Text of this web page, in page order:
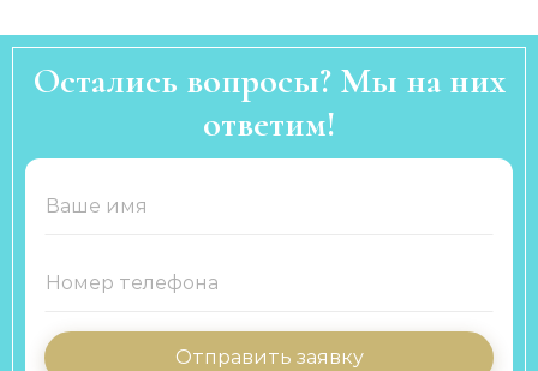
Остались вопросы? Мы на них
ответим!
Отправить заявку